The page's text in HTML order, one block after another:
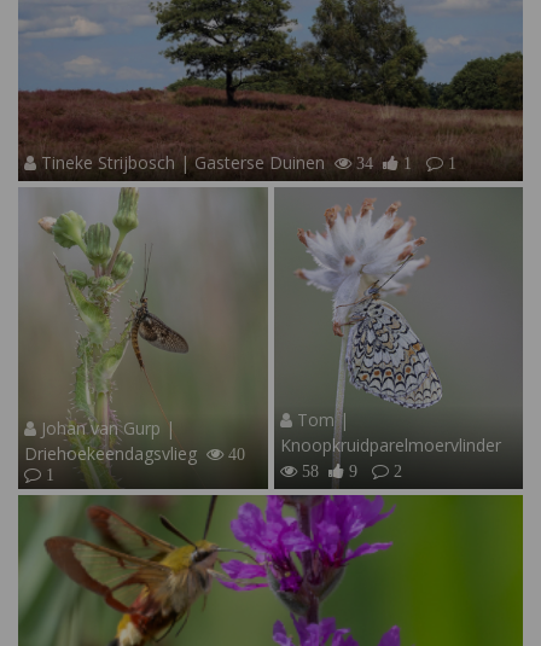
Tineke Strijbosch | Gasterse Duinen 34 1 1
Johan van Gurp |
Driehoekeendagsvlieg
40
1
Tom |
Knoopkruidparelmoervlinder
58 9 2